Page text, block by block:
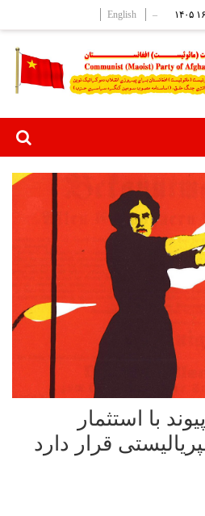
–
English
با استثمار
قرار دارد